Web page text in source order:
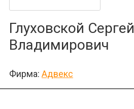
Глуховской Сергей
Владимирович
Фирма: Адвекс